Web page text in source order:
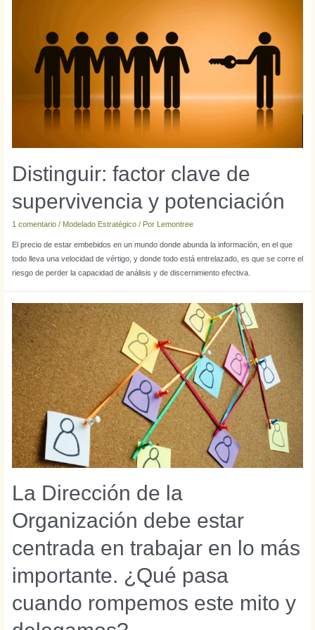
Distinguir: factor clave de
supervivencia y potenciación
1 comentario / Modelado Estratégico/ Por Lemontree
El precio de estar embebidos en un mundo donde abunda la información, en el que
todo lleva una velocidad de vértigo, y donde todo está entrelazado, es que se corre el
riesgo de perder la capacidad de análisis y de discernimiento efectiva.
La Dirección de la
Organización debe estar
centrada en trabajar en lo más
importante. ¿Qué pasa
cuando rompemos este mito y